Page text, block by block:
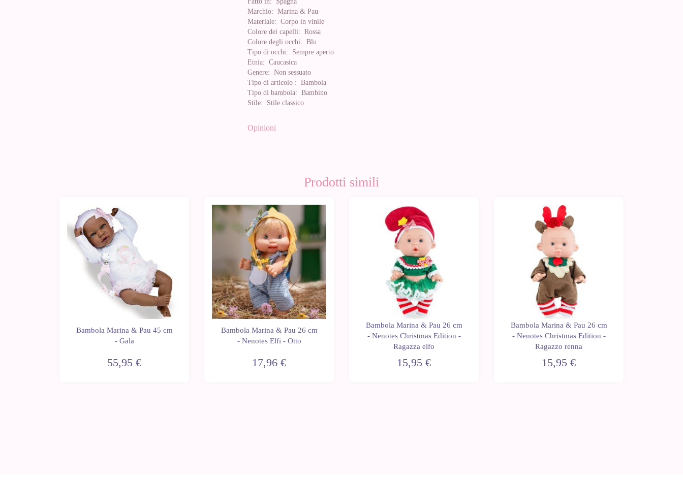
Marchio: Marina & Pau
Materiale: Corpo in vinile
Colore dei capelli: Rossa
Colore degli occhi: Blu
Tipo di occhi: Sempre aperto
Etnia: Caucasica
Genere: Non sessuato
Tipo di articolo : Bambola
Tipo di bambola: Bambino
Stile: Stile classico
Opinioni
Prodotti simili
Bambola Marina & Pau 45 cm
- Gala
55,95 €
Bambola Marina & Pau 26 cm
- Nenotes Elfi - Otto
17,96 €
Bambola Marina & Pau 26 cm
- Nenotes Christmas Edition -
Ragazza elfo
15,95 €
Bambola Marina & Pau 26 cm
- Nenotes Christmas Edition -
Ragazzo renna
15,95 €